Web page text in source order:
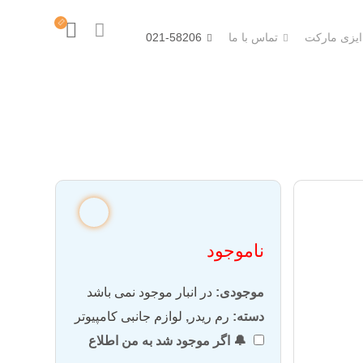
ایزی مارکت تماس با ما 021-58206
ناموجود
موجودی: در انبار موجود نمی باشد
دسته: رم ریدر , لوازم جانبی کامپیوتر
🔔 اگر موجود شد به من اطلاع